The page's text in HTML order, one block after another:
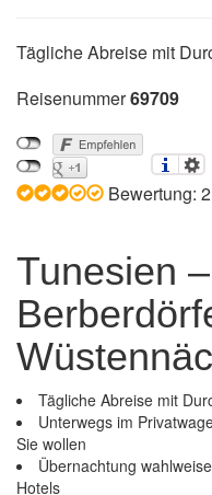
Tägliche Abreise mit
Reisenummer69709
Bewertung:
Tunesien
Tägliche Abreise mit
Unterwegs im
Sie wollen
Übernachtung
Hotels